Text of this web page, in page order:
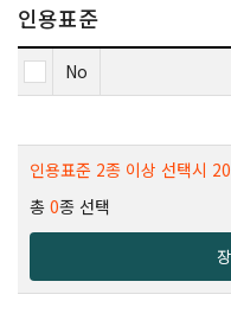
인용표준
No
인용표준 2종 이상 선택시
총 0종 선택